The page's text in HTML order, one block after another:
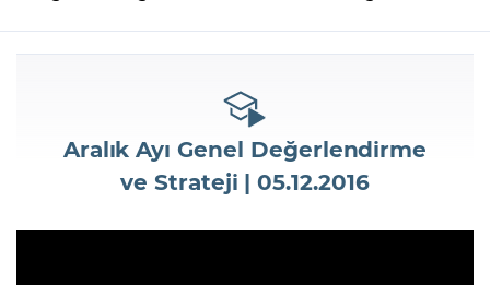
Şifreniz
Şifremi Unuttum
Aralık Ayı Genel Değerlendirme
ve Strateji | 05.12.2016